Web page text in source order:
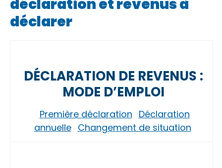
déclaration et revenus à
déclarer
DÉCLARATION DE REVENUS :
MODE D’EMPLOI
Première déclaration Déclaration
annuelle Changement de situation